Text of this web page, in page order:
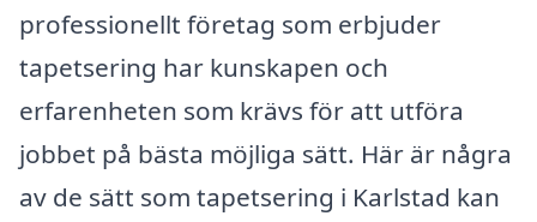
professionellt företag som erbjuder
tapetsering har kunskapen och
erfarenheten som krävs för att utföra
jobbet på bästa möjliga sätt. Här är några
av de sätt som tapetsering i Karlstad kan